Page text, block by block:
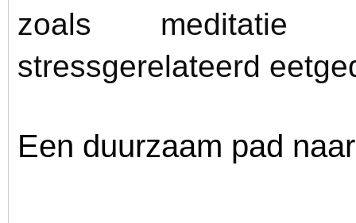
zoals meditatie
stressgerelateerd
Een duurzaam pad